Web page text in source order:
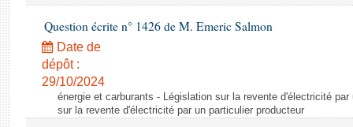
Question écrite n° 1426 de M. Emeric Salmon
Date de
dépôt :
29/10/2024
énergie et carburants - Législation sur la revente d'électricité
sur la revente d'électricité par un particulier producteur